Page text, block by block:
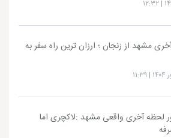
مشهد از زنجان ؛ ارزان ترین راه سفر به
لحظه آخری واقعی مشهد :لاکچری اما